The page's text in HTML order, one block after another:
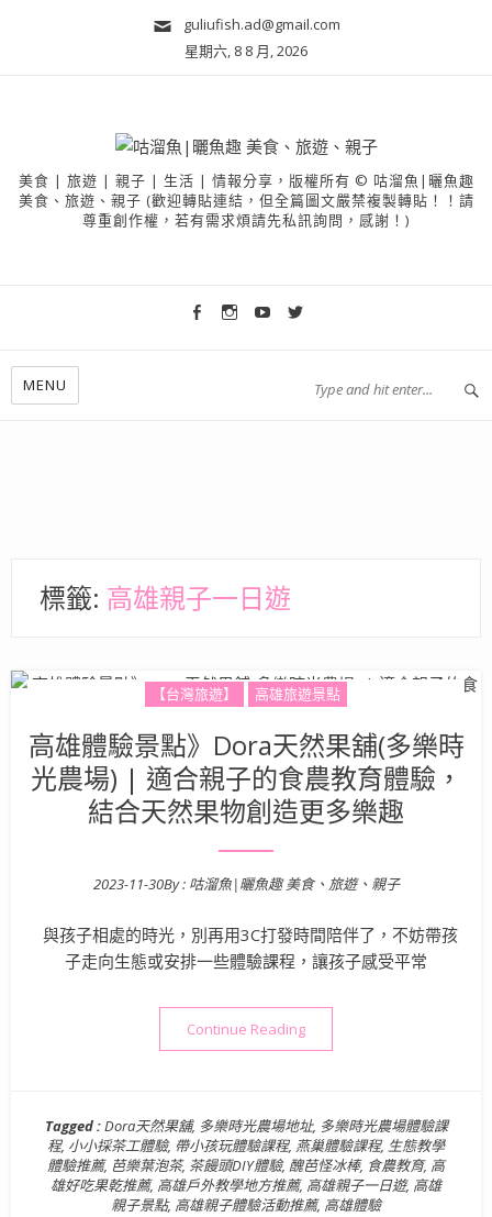
guliufish.ad@gmail.com
星期六, 8 8 月, 2026
美食 | 旅遊 | 親子 | 生活 | 情報分享，版權所有 © 咕溜魚|曬魚趣
美食、旅遊、親子 (歡迎轉貼連結，但全篇圖文嚴禁複製轉貼！！請
尊重創作權，若有需求煩請先私訊詢問，感謝！)
MENU
標籤: 高雄親子一日遊
【台灣旅遊】 高雄旅遊景點
高雄體驗景點》Dora天然果舖(多樂時
光農場) | 適合親子的食農教育體驗，
結合天然果物創造更多樂趣
Posted on
2023-11-30By : 咕溜魚|曬魚趣 美食、旅遊、親子
與孩子相處的時光，別再用3C打發時間陪伴了，不妨帶孩
子走向生態或安排一些體驗課程，讓孩子感受平常
Continue Reading“高雄體驗景點》Dora天然
Tagged :Dora天然果舖, 多樂時光農場地址, 多樂時光農場體驗課
程, 小小採茶工體驗, 帶小孩玩體驗課程, 燕巢體驗課程, 生態教學
體驗推薦, 芭樂葉泡茶, 茶饅頭DIY體驗, 醜芭怪冰棒, 食農教育, 高
雄好吃果乾推薦, 高雄戶外教學地方推薦, 高雄親子一日遊, 高雄
親子景點, 高雄親子體驗活動推薦, 高雄體驗